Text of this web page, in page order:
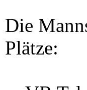
Die
Plätze: